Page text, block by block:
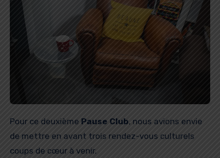
Pour ce deuxième Pause Club, nous avions envie
de mettre en avant trois rendez-vous culturels
coups de cœur à venir.